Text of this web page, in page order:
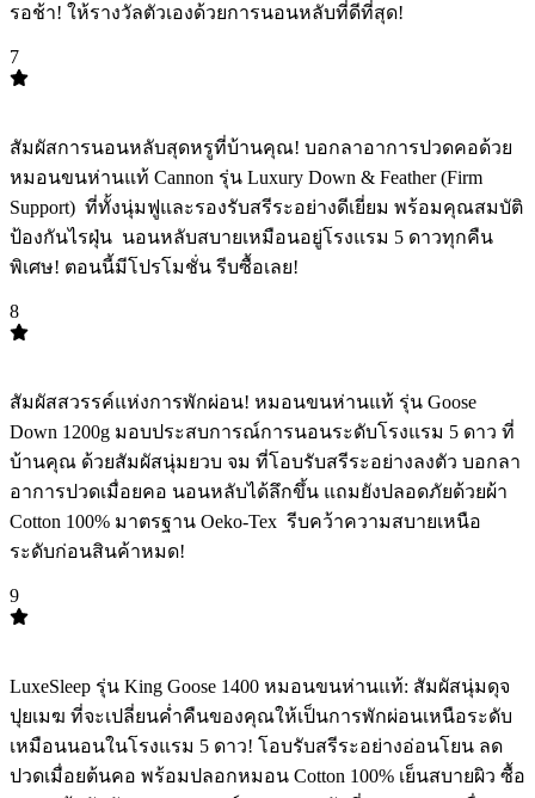
รอช้า! ให้รางวัลตัวเองด้วยการนอนหลับที่ดีที่สุด!
7
สัมผัสการนอนหลับสุดหรูที่บ้านคุณ! บอกลาอาการปวดคอด้วย
หมอนขนห่านแท้ Cannon รุ่น Luxury Down & Feather (Firm
Support) ️ ที่ทั้งนุ่มฟูและรองรับสรีระอย่างดีเยี่ยม พร้อมคุณสมบัติ
ป้องกันไรฝุ่น ️ นอนหลับสบายเหมือนอยู่โรงแรม 5 ดาวทุกคืน
พิเศษ! ตอนนี้มีโปรโมชั่น รีบซื้อเลย!
8
สัมผัสสวรรค์แห่งการพักผ่อน! หมอนขนห่านแท้ รุ่น Goose
Down 1200g มอบประสบการณ์การนอนระดับโรงแรม 5 ดาว ที่
บ้านคุณ ด้วยสัมผัสนุ่มยวบ จม ที่โอบรับสรีระอย่างลงตัว บอกลา
อาการปวดเมื่อยคอ นอนหลับได้ลึกขึ้น แถมยังปลอดภัยด้วยผ้า
Cotton 100% มาตรฐาน Oeko-Tex ️ รีบคว้าความสบายเหนือ
ระดับก่อนสินค้าหมด!
9
LuxeSleep รุ่น King Goose 1400 หมอนขนห่านแท้: สัมผัสนุ่มดุจ
ปุยเมฆ️ ที่จะเปลี่ยนค่ำคืนของคุณให้เป็นการพักผ่อนเหนือระดับ
เหมือนนอนในโรงแรม 5 ดาว! โอบรับสรีระอย่างอ่อนโยน ลด
ปวดเมื่อยต้นคอ️ พร้อมปลอกหมอน Cotton 100% เย็นสบายผิว ซื้อ